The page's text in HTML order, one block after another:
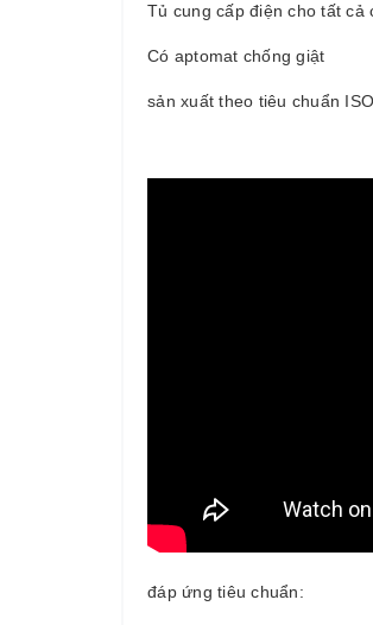
Tủ cung cấp điện cho tất cả
Có aptomat chống giật
sản xuất theo tiêu chuẩn
đáp ứng tiêu chuẩn: